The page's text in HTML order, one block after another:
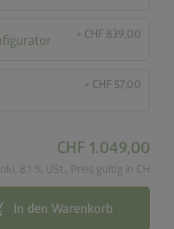
+ CHF 839,00
+ CHF 57,00
CHF 1.049,00
Inkl. 8.1 % USt., Preis gültig in CH
In den Warenkorb